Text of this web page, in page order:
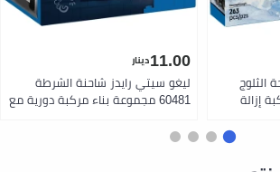
الثلوج
إزالة
11.00دينار
ليغو سيتي رايدز شاحنة الشرطة
60481 مجموعة بناء مركبة دورية مع
فوق